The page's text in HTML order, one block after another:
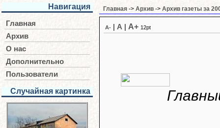
Навигация
Главная
Архив
О нас
Дополнительно
Пользователи
Случайная картинка
Главная -> Архив -> Архив газеты за
A- A A+ 12pt